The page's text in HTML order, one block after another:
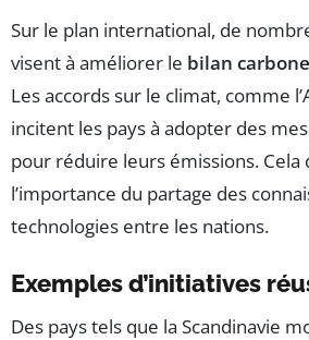
Sur le plan international, de
visent à améliorer le bilan carbone
Les accords sur le climat, comme
incitent les pays à adopter des
pour réduire leurs émissions.
l’importance du partage des
technologies entre les nations.
Exemples d’initiatives
Des pays tels que la Scandinavie